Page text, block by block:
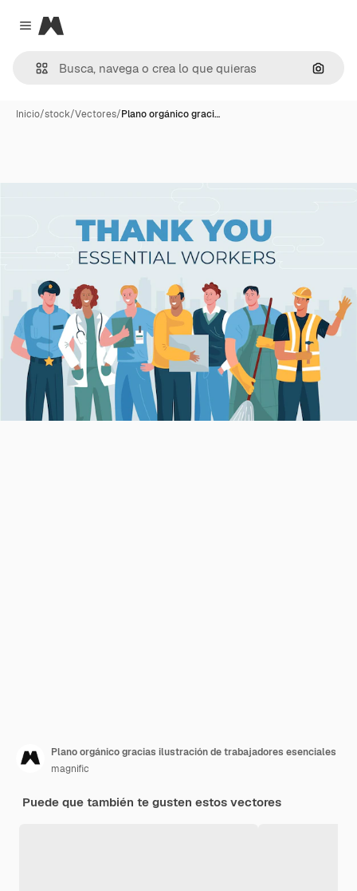
Close menu
Magnific
Inicio/stock/Vectores/Plano orgánico graci…
Plano orgánico gracias ilustración de trabajadores esenciales
magnific
Puede que también te gusten estos vectores